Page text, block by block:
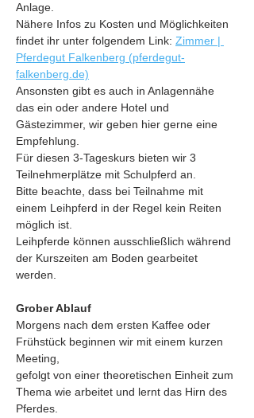
Anlage.
Nähere Infos zu Kosten und Möglichkeiten
findet ihr unter folgendem Link: Zimmer |
Pferdegut Falkenberg (pferdegut-
falkenberg.de)
Ansonsten gibt es auch in Anlagennähe
das ein oder andere Hotel und
Gästezimmer, wir geben hier gerne eine
Empfehlung.
Für diesen 3-Tageskurs bieten wir 3
Teilnehmerplätze mit Schulpferd an.
Bitte beachte, dass bei Teilnahme mit
einem Leihpferd in der Regel kein Reiten
möglich ist.
Leihpferde können ausschließlich während
der Kurszeiten am Boden gearbeitet
werden.
Grober Ablauf
Morgens nach dem ersten Kaffee oder
Frühstück beginnen wir mit einem kurzen
Meeting,
gefolgt von einer theoretischen Einheit zum
Thema wie arbeitet und lernt das Hirn des
Pferdes.